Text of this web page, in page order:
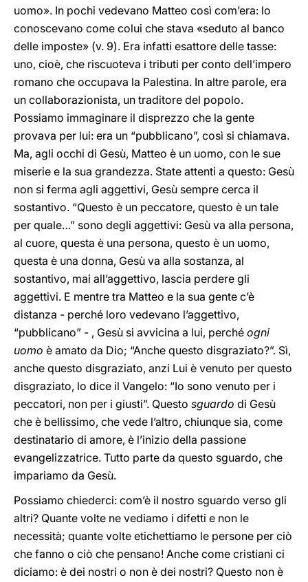
uomo». In pochi vedevano Matteo così com’era: lo
conoscevano come colui che stava «seduto al banco
delle imposte» (v. 9). Era infatti esattore delle tasse:
uno, cioè, che riscuoteva i tributi per conto dell’impero
romano che occupava la Palestina. In altre parole, era
un collaborazionista, un traditore del popolo.
Possiamo immaginare il disprezzo che la gente
provava per lui: era un “pubblicano”, così si chiamava.
Ma, agli occhi di Gesù, Matteo è un uomo, con le sue
miserie e la sua grandezza. State attenti a questo: Gesù
non si ferma agli aggettivi, Gesù sempre cerca il
sostantivo. “Questo è un peccatore, questo è un tale
per quale…” sono degli aggettivi: Gesù va alla persona,
al cuore, questa è una persona, questo è un uomo,
questa è una donna, Gesù va alla sostanza, al
sostantivo, mai all’aggettivo, lascia perdere gli
aggettivi. E mentre tra Matteo e la sua gente c’è
distanza - perché loro vedevano l’aggettivo,
“pubblicano” - , Gesù si avvicina a lui, perché ogni
uomo è amato da Dio; “Anche questo disgraziato?”. Sì,
anche questo disgraziato, anzi Lui è venuto per questo
disgraziato, lo dice il Vangelo: “Io sono venuto per i
peccatori, non per i giusti”. Questo sguardo di Gesù
che è bellissimo, che vede l’altro, chiunque sia, come
destinatario di amore, è l’inizio della passione
evangelizzatrice. Tutto parte da questo sguardo, che
impariamo da Gesù.
Possiamo chiederci: com’è il nostro sguardo verso gli
altri? Quante volte ne vediamo i difetti e non le
necessità; quante volte etichettiamo le persone per ciò
che fanno o ciò che pensano! Anche come cristiani ci
diciamo: è dei nostri o non è dei nostri? Questo non è